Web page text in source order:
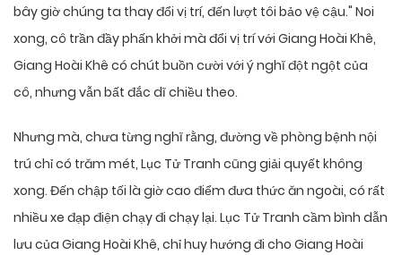
bây giờ chúng ta thay đổi vị trí, đến lượt tôi bảo vệ cậu." Noi
xong, cô trần đầy phấn khởi mà đổi vị trí với Giang Hoài Khê,
Giang Hoài Khê có chút buồn cười với ý nghĩ đột ngột của
cô, nhưng vẫn bất đắc dĩ chiều theo.
Nhưng mà, chưa từng nghĩ rằng, đường về phòng bệnh nội
trú chỉ có trăm mét, Lục Tử Tranh cũng giải quyết không
xong. Đến chập tối là giờ cao điểm đưa thức ăn ngoài, có rất
nhiều xe đạp điện chạy đi chạy lại. Lục Tử Tranh cầm bình dẫn
lưu của Giang Hoài Khê, chỉ huy hướng đi cho Giang Hoài